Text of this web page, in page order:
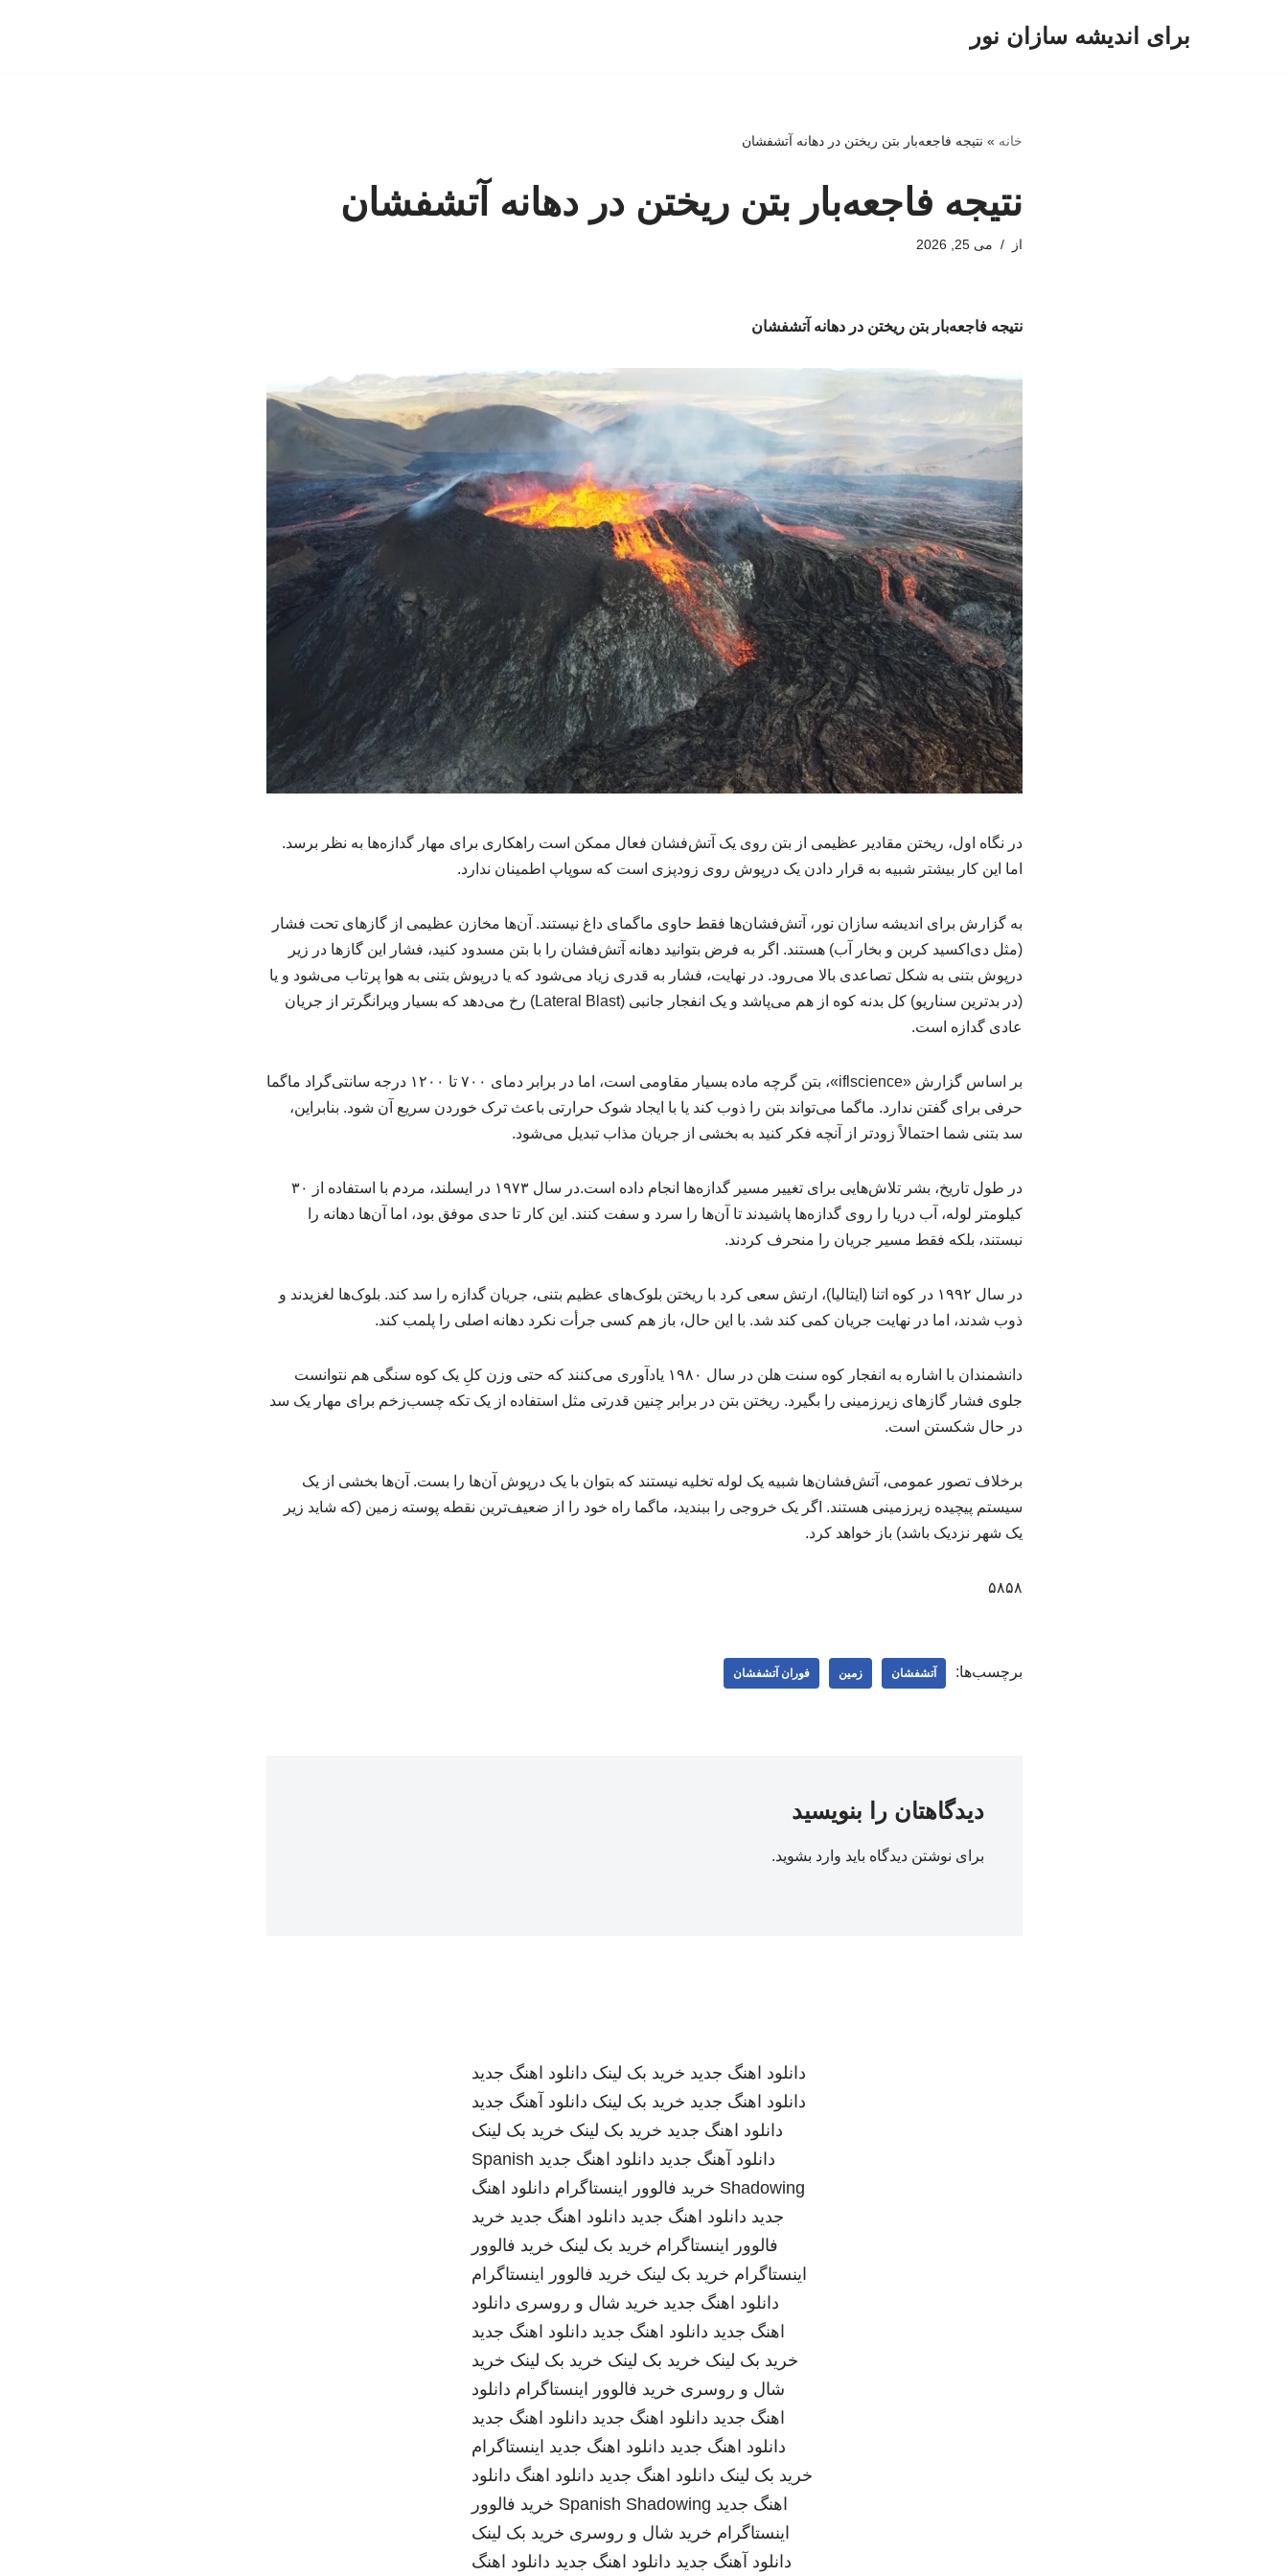
برای اندیشه سازان نور
خانه » نتیجه فاجعه‌بار بتن ریختن در دهانه آتشفشان
نتیجه فاجعه‌بار بتن ریختن در دهانه آتشفشان
از می 25, 2026
نتیجه فاجعه‌بار بتن ریختن در دهانه آتشفشان
در نگاه اول، ریختن مقادیر عظیمی از بتن روی یک آتش‌فشان فعال ممکن است راهکاری برای مهار گدازه‌ها به نظر برسد.
اما این کار بیشتر شبیه به قرار دادن یک درپوش روی زودپزی است که سوپاپ اطمینان ندارد.
به گزارش برای اندیشه سازان نور، آتش‌فشان‌ها فقط حاوی ماگمای داغ نیستند. آن‌ها مخازن عظیمی از گازهای تحت فشار
(مثل دی‌اکسید کربن و بخار آب) هستند. اگر به فرض بتوانید دهانه آتش‌فشان را با بتن مسدود کنید، فشار این گازها در زیر
درپوش بتنی به شکل تصاعدی بالا می‌رود. در نهایت، فشار به قدری زیاد می‌شود که یا درپوش بتنی به هوا پرتاب می‌شود و یا
(در بدترین سناریو) کل بدنه کوه از هم می‌پاشد و یک انفجار جانبی (Lateral Blast) رخ می‌دهد که بسیار ویرانگرتر از جریان
عادی گدازه است.
بر اساس گزارش «iflscience»، بتن گرچه ماده بسیار مقاومی است، اما در برابر دمای ۷۰۰ تا ۱۲۰۰ درجه سانتی‌گراد ماگما
حرفی برای گفتن ندارد. ماگما می‌تواند بتن را ذوب کند یا با ایجاد شوک حرارتی باعث ترک خوردن سریع آن شود. بنابراین،
سد بتنی شما احتمالاً زودتر از آنچه فکر کنید به بخشی از جریان مذاب تبدیل می‌شود.
در طول تاریخ، بشر تلاش‌هایی برای تغییر مسیر گدازه‌ها انجام داده است.در سال ۱۹۷۳ در ایسلند، مردم با استفاده از ۳۰
کیلومتر لوله، آب دریا را روی گدازه‌ها پاشیدند تا آن‌ها را سرد و سفت کنند. این کار تا حدی موفق بود، اما آن‌ها دهانه را
نبستند، بلکه فقط مسیر جریان را منحرف کردند.
در سال ۱۹۹۲ در کوه اتنا (ایتالیا)، ارتش سعی کرد با ریختن بلوک‌های عظیم بتنی، جریان گدازه را سد کند. بلوک‌ها لغزیدند و
ذوب شدند، اما در نهایت جریان کمی کند شد. با این حال، باز هم کسی جرأت نکرد دهانه اصلی را پلمب کند.
دانشمندان با اشاره به انفجار کوه سنت هلن در سال ۱۹۸۰ یادآوری می‌کنند که حتی وزن کلِ یک کوه سنگی هم نتوانست
جلوی فشار گازهای زیرزمینی را بگیرد. ریختن بتن در برابر چنین قدرتی مثل استفاده از یک تکه چسب‌زخم برای مهار یک سد
در حال شکستن است.
برخلاف تصور عمومی، آتش‌فشان‌ها شبیه یک لوله تخلیه نیستند که بتوان با یک درپوش آن‌ها را بست. آن‌ها بخشی از یک
سیستم پیچیده زیرزمینی هستند. اگر یک خروجی را ببندید، ماگما راه خود را از ضعیف‌ترین نقطه پوسته زمین (که شاید زیر
یک شهر نزدیک باشد) باز خواهد کرد.
۵۸۵۸
برچسب‌ها: آتشفشان زمین فوران آتشفشان
دیدگاهتان را بنویسید
برای نوشتن دیدگاه باید وارد بشوید.
دانلود اهنگ جدید خرید بک لینک دانلود اهنگ جدید
دانلود اهنگ جدید خرید بک لینک دانلود آهنگ جدید
دانلود اهنگ جدید خرید بک لینک خرید بک لینک
دانلود آهنگ جدید دانلود اهنگ جدید Spanish
Shadowing خرید فالوور اینستاگرام دانلود اهنگ
جدید دانلود اهنگ جدید دانلود اهنگ جدید خرید
فالوور اینستاگرام خرید بک لینک خرید فالوور
اینستاگرام خرید بک لینک خرید فالوور اینستاگرام
دانلود اهنگ جدید خرید شال و روسری دانلود
اهنگ جدید دانلود اهنگ جدید دانلود اهنگ جدید
خرید بک لینک خرید بک لینک خرید بک لینک خرید
شال و روسری خرید فالوور اینستاگرام دانلود
اهنگ جدید دانلود اهنگ جدید دانلود اهنگ جدید
دانلود اهنگ جدید دانلود اهنگ جدید اینستاگرام
خرید بک لینک دانلود اهنگ جدید دانلود اهنگ دانلود
اهنگ جدید Spanish Shadowing خرید فالوور
اینستاگرام خرید شال و روسری خرید بک لینک
دانلود آهنگ جدید دانلود اهنگ جدید دانلود اهنگ